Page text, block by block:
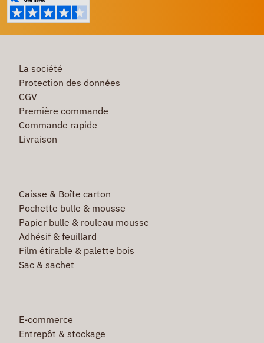
La société
Protection des données
CGV
Première commande
Commande rapide
Livraison
Caisse & Boîte carton
Pochette bulle & mousse
Papier bulle & rouleau mousse
Adhésif & feuillard
Film étirable & palette bois
Sac & sachet
E-commerce
Entrepôt & stockage